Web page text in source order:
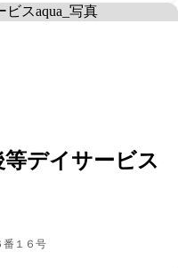
デイサービス
番１６号